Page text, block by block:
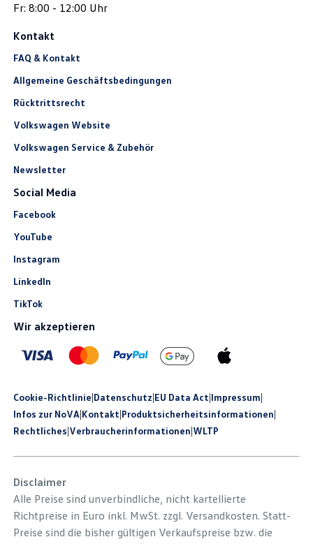
Fr: 8:00 - 12:00 Uhr
Kontakt
FAQ & Kontakt
Allgemeine Geschäftsbedingungen
Rücktrittsrecht
Volkswagen Website
Volkswagen Service & Zubehör
Newsletter
Social Media
Facebook
YouTube
Instagram
LinkedIn
TikTok
Wir akzeptieren
Cookie-Richtlinie|Datenschutz|EU Data Act|Impressum|
Infos zur NoVA|Kontakt|Produkt­sicherheits­informationen|
Rechtliches|Verbraucherinformationen|WLTP
Disclaimer
Alle Preise sind unverbindliche, nicht kartellierte
Richtpreise in Euro inkl. MwSt. zzgl. Versandkosten. Statt-
Preise sind die bisher gültigen Verkaufspreise bzw. die